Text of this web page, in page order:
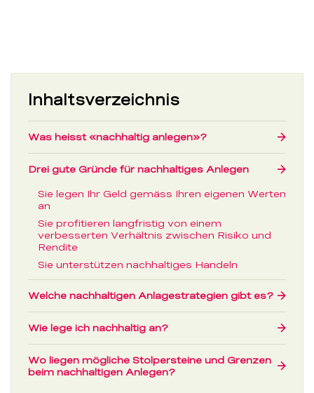
Inhaltsverzeichnis
Was heisst «nachhaltig anlegen»? →
Drei gute Gründe für nachhaltiges Anlegen →
Sie legen Ihr Geld gemäss Ihren eigenen Werten
an
Sie profitieren langfristig von einem
verbesserten Verhältnis zwischen Risiko und
Rendite
Sie unterstützen nachhaltiges Handeln
Welche nachhaltigen Anlagestrategien gibt es? →
Wie lege ich nachhaltig an? →
Wo liegen mögliche Stolpersteine und Grenzen
beim nachhaltigen Anlegen?
→